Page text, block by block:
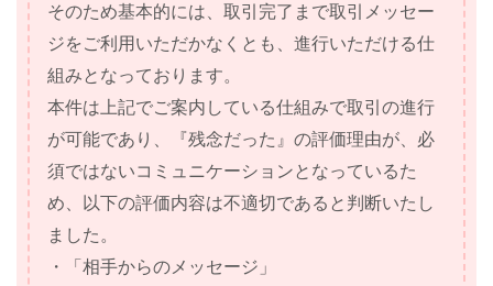
そのため基本的には、取引完了まで取引メッセー
ジをご利用いただかなくとも、進行いただける仕
組みとなっております。
本件は上記でご案内している仕組みで取引の進行
が可能であり、『残念だった』の評価理由が、必
須ではないコミュニケーションとなっているた
め、以下の評価内容は不適切であると判断いたし
ました。
・「相手からのメッセージ」